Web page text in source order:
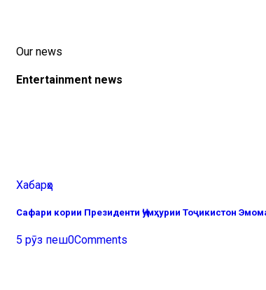
Our news
Entertainment news
Хабарҳо
Сафари кории Президенти Ҷумҳурии Тоҷикистон
5 рӯз пеш0Comments